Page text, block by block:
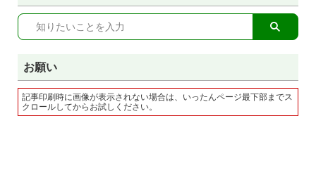
お願い
記事印刷時に画像が表示されない場合は、いったんページ最下部までス
クロールしてからお試しください。